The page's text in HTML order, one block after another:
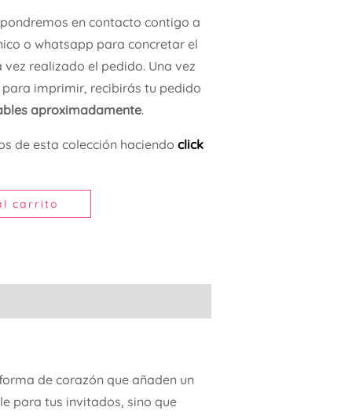
pondremos en contacto contigo a
o whatsapp para concretar el
vez realizado el pedido. Una vez
imprimir, recibirás tu pedido
aproximadamente.
de esta colección haciendoclick
carrito
de corazón que añaden un
para tus invitados, sino que